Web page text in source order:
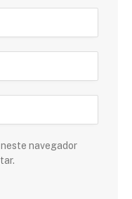
navegador